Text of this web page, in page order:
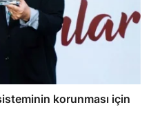
korunması için